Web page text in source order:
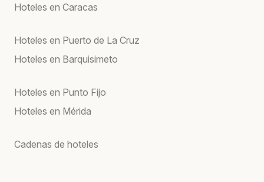
Hoteles en Caracas
Hoteles en Puerto de La Cruz
Hoteles en Barquisimeto
Hoteles en Punto Fijo
Hoteles en Mérida
Cadenas de hoteles